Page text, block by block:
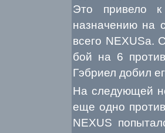
Это привело
назначению на
всего NEXUSа.
бой на 6
Гэбриел добил
На следующей
еще одно
NEXUS